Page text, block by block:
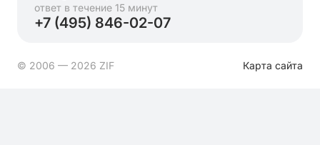
ответ в течение 15 минут
+7 (495) 846-02-07
© 2006 — 2026 ZIF Карта сайта